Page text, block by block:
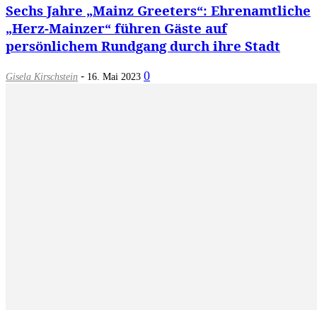
Sechs Jahre „Mainz Greeters“: Ehrenamtliche
„Herz-Mainzer“ führen Gäste auf
persönlichem Rundgang durch ihre Stadt
Gisela Kirschstein - 16. Mai 2023 0